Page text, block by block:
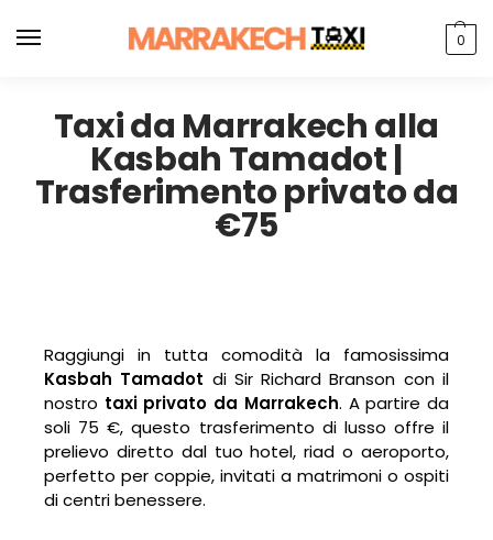
0
Taxi da Marrakech alla
Kasbah Tamadot |
Trasferimento privato da
€75
Raggiungi in tutta comodità la famosissima
Kasbah Tamadot di Sir Richard Branson con il
nostro taxi privato da Marrakech. A partire da
soli 75 €, questo trasferimento di lusso offre il
prelievo diretto dal tuo hotel, riad o aeroporto,
perfetto per coppie, invitati a matrimoni o ospiti
di centri benessere.